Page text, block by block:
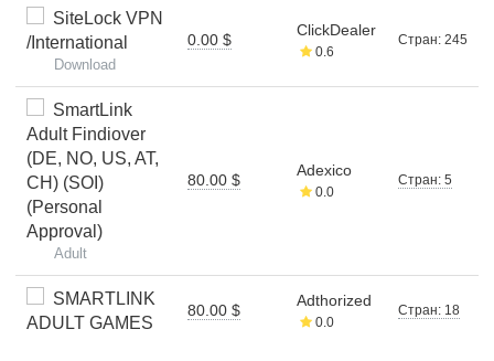
SiteLock VPN
/International
Download
0.00 $
ClickDealer
0.6
Стран: 245
SmartLink
Adult Findiover
(DE, NO, US, AT,
CH) (SOI)
(Personal
Approval)
Adult
80.00 $
Adexico
0.0
Стран: 5
SMARTLINK
ADULT GAMES
80.00 $
Adthorized
0.0
Стран: 18